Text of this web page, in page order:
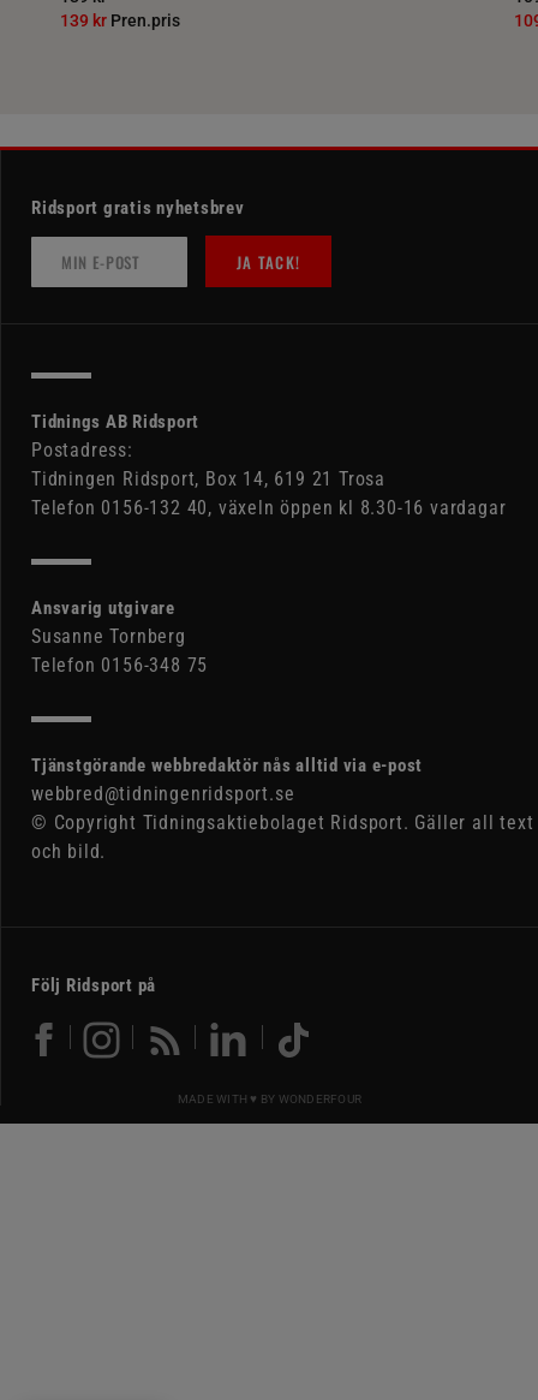
139 kr Pren.pris
Ridsport gratis nyhetsbrev
JA TACK!
Tidnings AB Ridsport
Postadress:
Tidningen Ridsport, Box 14, 619 21 Trosa
Telefon 0156-132 40, växeln öppen kl 8.30-16 vardagar
Ansvarig utgivare
Susanne Tornberg
Telefon 0156-348 75
Tjänstgörande webbredaktör nås alltid via e-post
webbred@tidningenridsport.se
© Copyright Tidningsaktiebolaget Ridsport. Gäller all text
och bild.
Följ Ridsport på
MADE WITH ♥ BY WONDERFOUR